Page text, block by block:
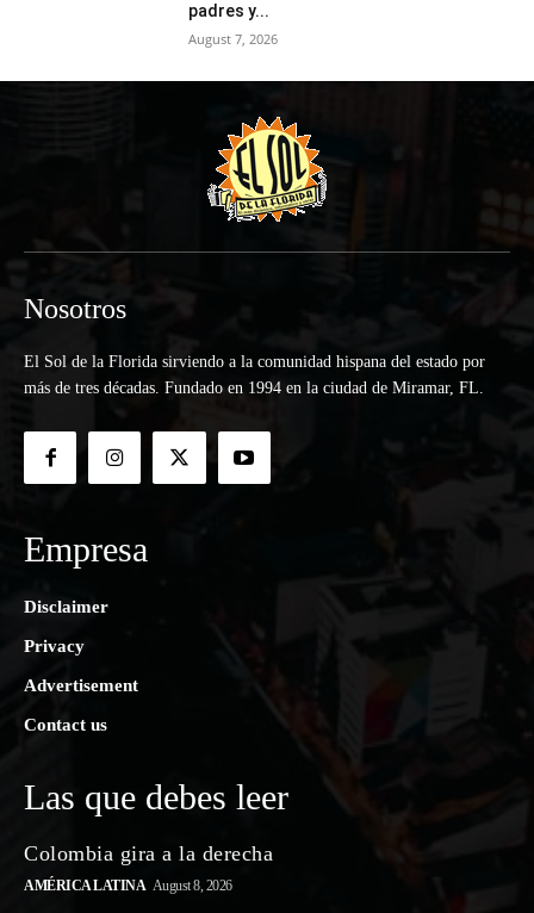
padres y...
August 7, 2026
Nosotros
El Sol de la Florida sirviendo a la comunidad hispana del estado por
más de tres décadas. Fundado en 1994 en la ciudad de Miramar, FL.
Empresa
Disclaimer
Privacy
Advertisement
Contact us
Las que debes leer
Colombia gira a la derecha
AMÉRICA LATINA August 8, 2026